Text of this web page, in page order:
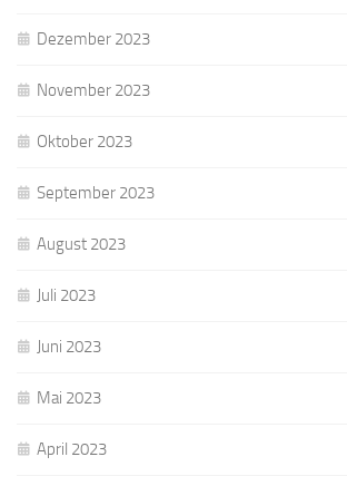
Dezember 2023
November 2023
Oktober 2023
September 2023
August 2023
Juli 2023
Juni 2023
Mai 2023
April 2023